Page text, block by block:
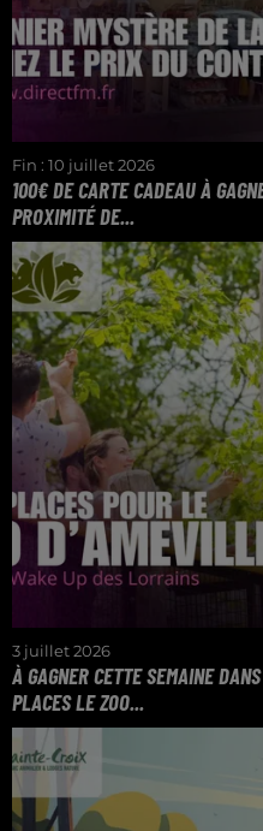
Fin : 10 juillet 2026
100€ DE CARTE CADEAU À
PROXIMITÉ DE...
TROUVEZ LE PRIX DU
REMPORTEZ VOTRE
DE PROXIMITÉ DE
3 juillet 2026
À GAGNER CETTE SEMAINE
PLACES LE ZOO...
DU LUNDI AU VENDREDI
REMPORTEZ VOS
D'AMNÉVILLE